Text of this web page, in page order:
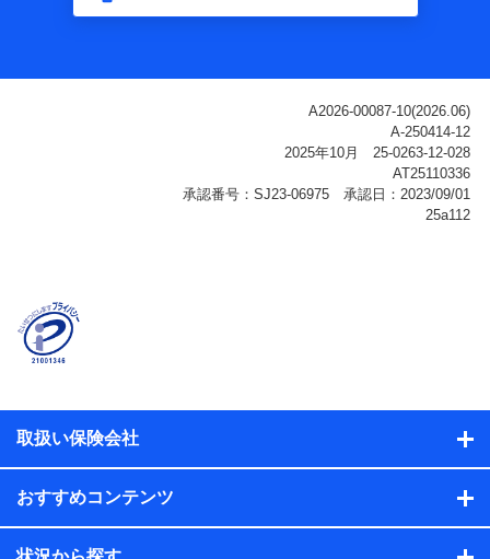
利用情報
ご契約状態・ご利用履歴インターネット利用時の行動に
関する情報、アプリケーション利用時の行動に関する情
報、購入されたサービスや商品の名称・購入場所・決済
に関する情報、アンケートの回答に関する情報などが含
名、住所、生年月日、性別、保険契約者と被保険者の関
係、保険加入の目的、保険商品の内容、保険料、保険料
のお支払方法、車のメーカーや走行距離などの情報、建
ル内容や送信履歴の情報及び保険の更改案内等を提供し
保険契約情報
当社または株式会社NTTドコモ・フィナンシャルグルー
プが取得し、又は保有する保険契約に関する情報。例と
取扱い保険会社
おすすめコンテンツ